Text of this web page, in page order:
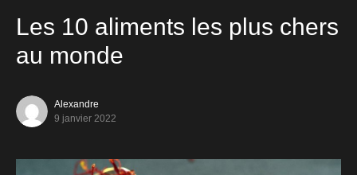
Les 10 aliments les plus chers
au monde
Alexandre
9 janvier 2022